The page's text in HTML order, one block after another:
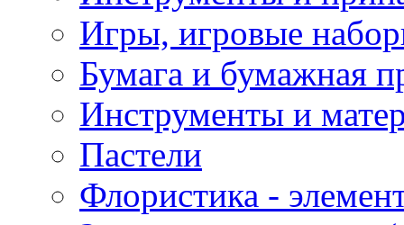
Игры, игровые
Бумага и бумажная
Инструменты и
Пастели
Флористика -